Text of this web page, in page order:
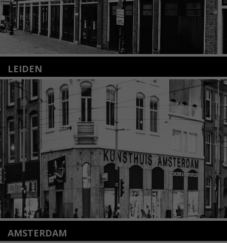
LEIDEN
Nieuwstraat 35
2312 KA Leiden
+31(0)71 – 52 84 480
info@kunsthuisleiden.nl
Lees meer
AMSTERDAM